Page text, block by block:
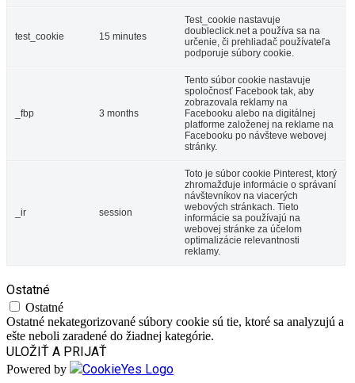
test_cookie 15 minutes
Test_cookie nastavuje
doubleclick.net a používa sa na
určenie, či prehliadač používateľa
podporuje súbory cookie.
_fbp 3 months
Tento súbor cookie nastavuje
spoločnosť Facebook tak, aby
zobrazovala reklamy na
Facebooku alebo na digitálnej
platforme založenej na reklame na
Facebooku po návšteve webovej
stránky.
_ir session
Toto je súbor cookie Pinterest, ktorý
zhromažďuje informácie o správaní
návštevníkov na viacerých
webových stránkach. Tieto
informácie sa používajú na
webovej stránke za účelom
optimalizácie relevantnosti
reklamy.
Ostatné
Ostatné
Ostatné nekategorizované súbory cookie sú tie, ktoré sa analyzujú a
ešte neboli zaradené do žiadnej kategórie.
ULOŽIŤ A PRIJAŤ
Powered by